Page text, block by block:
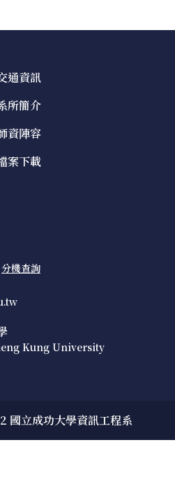
通資訊
所簡介
資陣容
案下載
分機查詢
Kung University
立成功大學資訊工程系